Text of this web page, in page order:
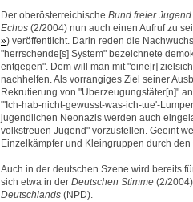
Der oberösterreichische Bund freier Jugend
Echos (2/2004) nun auch einen Aufruf zu
») veröffentlicht. Darin reden die
"herrschende[s] System" bezeichnete
entgegen". Dem will man mit "eine[r]
nachhelfen. Als vorrangiges Ziel seiner
Rekrutierung von "Überzeugungstäter[n]"
"'Ich-hab-nicht-gewusst-was-ich-tue'-
jugendlichen Neonazis werden auch
volkstreuen Jugend" vorzustellen. Geeint
Einzelkämpfer und Kleingruppen durch
Auch in der deutschen Szene wird bereits
sich etwa in der Deutschen Stimme (2/
Deutschlands (NPD).